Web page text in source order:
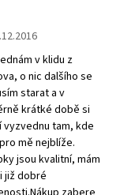
rating is 5 out of 5 stars.
v klidu z
o nic dalšího se
starat a v
krátké době si
vyzvednu tam, kde
mě nejblíže.
jsou kvalitní, mám
již dobré